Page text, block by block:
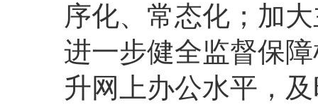
序化、常态化；加
进一步健全监督保
升网上办公水平，